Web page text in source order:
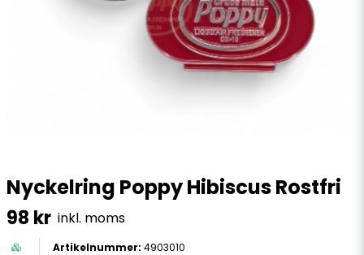
Nyckelring Poppy Hibiscus Rostfri
98 kr inkl. moms
4903010